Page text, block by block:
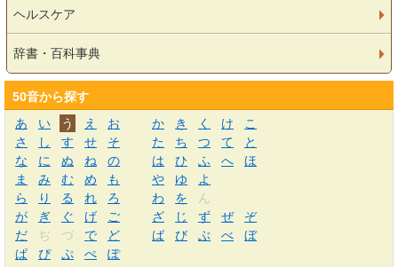
ヘルスケア
辞書・百科事典
50音から探す
あ
い う え お か き く け
こ
さ
し す せ そ た ち つ て
と
な
に ぬ ね の は ひ ふ へ
ほ
ま
み む め も や ゆ
よ
ら
り る れ ろ わ を
ん
が
ぎ ぐ げ ご ざ じ ず ぜ
ぞ
だ
ぢ づ で ど ば び ぶ べ
ぼ
ぱ
ぴ ぷ ぺ ぽ